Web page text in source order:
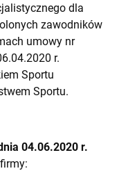
dla
zawodników
umowy nr
r.
Sportu
Sportu.
04.06.2020 r.